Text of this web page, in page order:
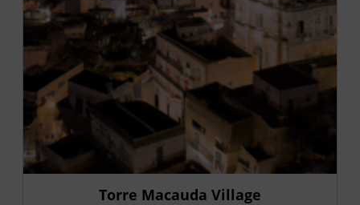
Torre Macauda Village